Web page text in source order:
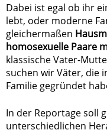
Dabei ist egal ob ihr
lebt, oder moderne
gleichermaßen
homosexuelle Paare
klassische Vater-
suchen wir Väter, die
Familie gegründet
In der Reportage soll
unterschiedlichen